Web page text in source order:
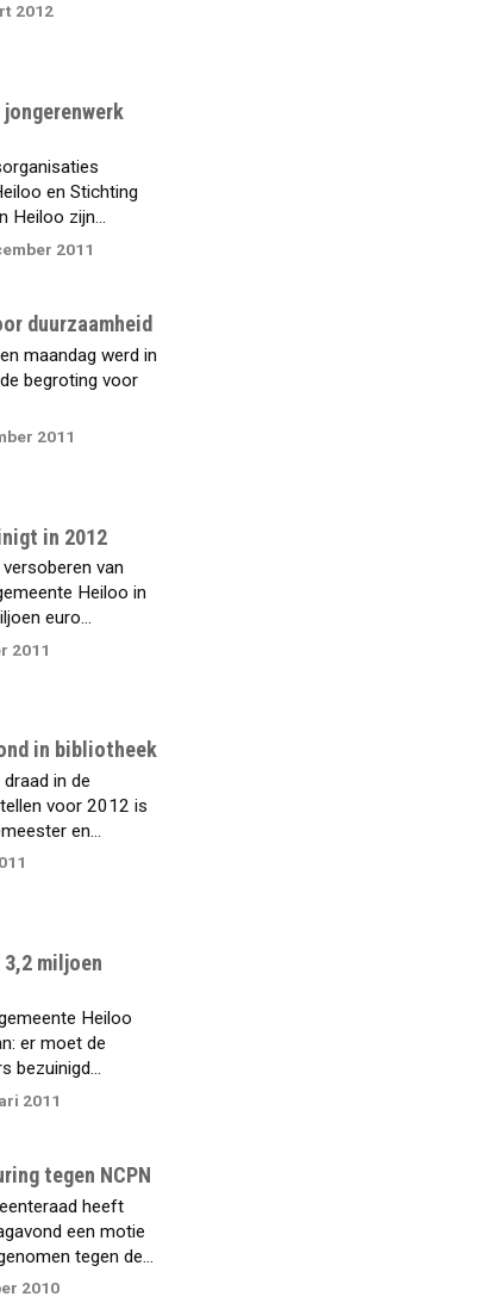
2012
jongerenwerk
en Stichting
Heiloo zijn...
2011
duurzaamheid
maandag werd in
begroting voor
2011
in 2012
van
Heiloo in
euro...
2011
in bibliotheek
in de
voor 2012 is
en...
miljoen
Heiloo
er moet de
bezuinigd...
2011
tegen NCPN
heeft
een motie
tegen de...
2010